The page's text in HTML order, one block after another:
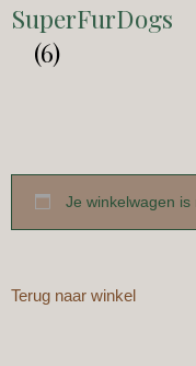
SuperFurDogs
(6)
Je winkelwagen
Terug naar winkel